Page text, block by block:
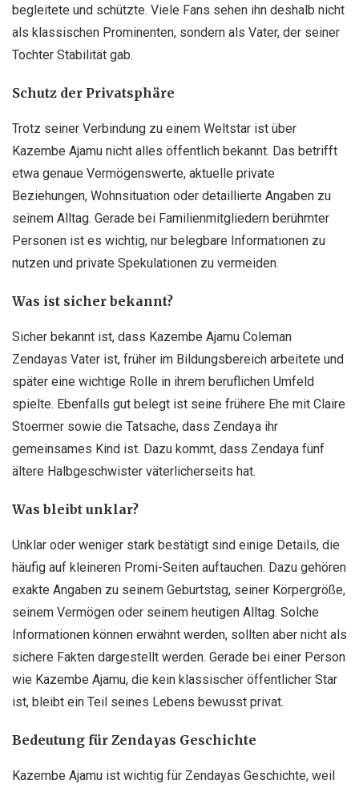
begleitete und schützte. Viele Fans sehen ihn deshalb nicht
als klassischen Prominenten, sondern als Vater, der seiner
Tochter Stabilität gab.
Schutz der Privatsphäre
Trotz seiner Verbindung zu einem Weltstar ist über
Kazembe Ajamu nicht alles öffentlich bekannt. Das betrifft
etwa genaue Vermögenswerte, aktuelle private
Beziehungen, Wohnsituation oder detaillierte Angaben zu
seinem Alltag. Gerade bei Familienmitgliedern berühmter
Personen ist es wichtig, nur belegbare Informationen zu
nutzen und private Spekulationen zu vermeiden.
Was ist sicher bekannt?
Sicher bekannt ist, dass Kazembe Ajamu Coleman
Zendayas Vater ist, früher im Bildungsbereich arbeitete und
später eine wichtige Rolle in ihrem beruflichen Umfeld
spielte. Ebenfalls gut belegt ist seine frühere Ehe mit Claire
Stoermer sowie die Tatsache, dass Zendaya ihr
gemeinsames Kind ist. Dazu kommt, dass Zendaya fünf
ältere Halbgeschwister väterlicherseits hat.
Was bleibt unklar?
Unklar oder weniger stark bestätigt sind einige Details, die
häufig auf kleineren Promi-Seiten auftauchen. Dazu gehören
exakte Angaben zu seinem Geburtstag, seiner Körpergröße,
seinem Vermögen oder seinem heutigen Alltag. Solche
Informationen können erwähnt werden, sollten aber nicht als
sichere Fakten dargestellt werden. Gerade bei einer Person
wie Kazembe Ajamu, die kein klassischer öffentlicher Star
ist, bleibt ein Teil seines Lebens bewusst privat.
Bedeutung für Zendayas Geschichte
Kazembe Ajamu ist wichtig für Zendayas Geschichte, weil